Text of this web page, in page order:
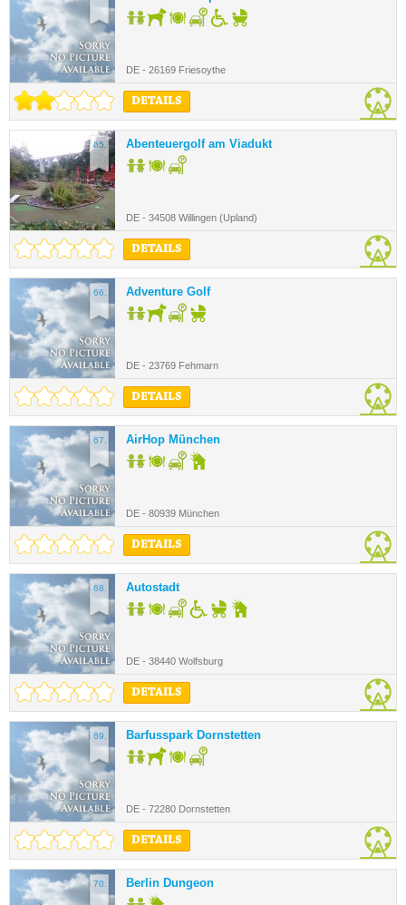
DE - 26169 Friesoythe
DETAILS
65. Abenteuergolf am Viadukt
DE - 34508 Willingen (Upland)
DETAILS
66. Adventure Golf
DE - 23769 Fehmarn
DETAILS
67. AirHop München
DE - 80939 München
DETAILS
68. Autostadt
DE - 38440 Wolfsburg
DETAILS
69. Barfusspark Dornstetten
DE - 72280 Dornstetten
DETAILS
70. Berlin Dungeon